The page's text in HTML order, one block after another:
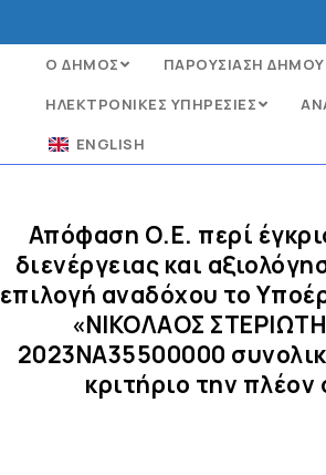
Ο ΔΗΜΟΣ ΠΑΡΟΥΣΙΑΣΗ ΔΗΜΟΥ
ΗΛΕΚΤΡΟΝΙΚΈΣ ΥΠΗΡΕΣΊΕΣ
ENGLISH
Απόφαση Ο.Ε. περί
διενέργειας και
επιλογή αναδόχου το
«ΝΙΚΟΛΑΟΣ
2023ΝΑ35500000
κριτήριο την